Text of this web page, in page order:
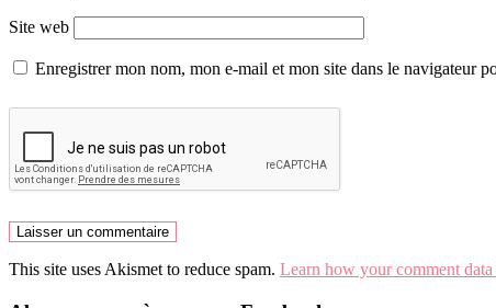
Site web
Enregistrer mon nom, mon e-mail et mon site dans le navigateur
This site uses Akismet to reduce spam. Learn how your comment data